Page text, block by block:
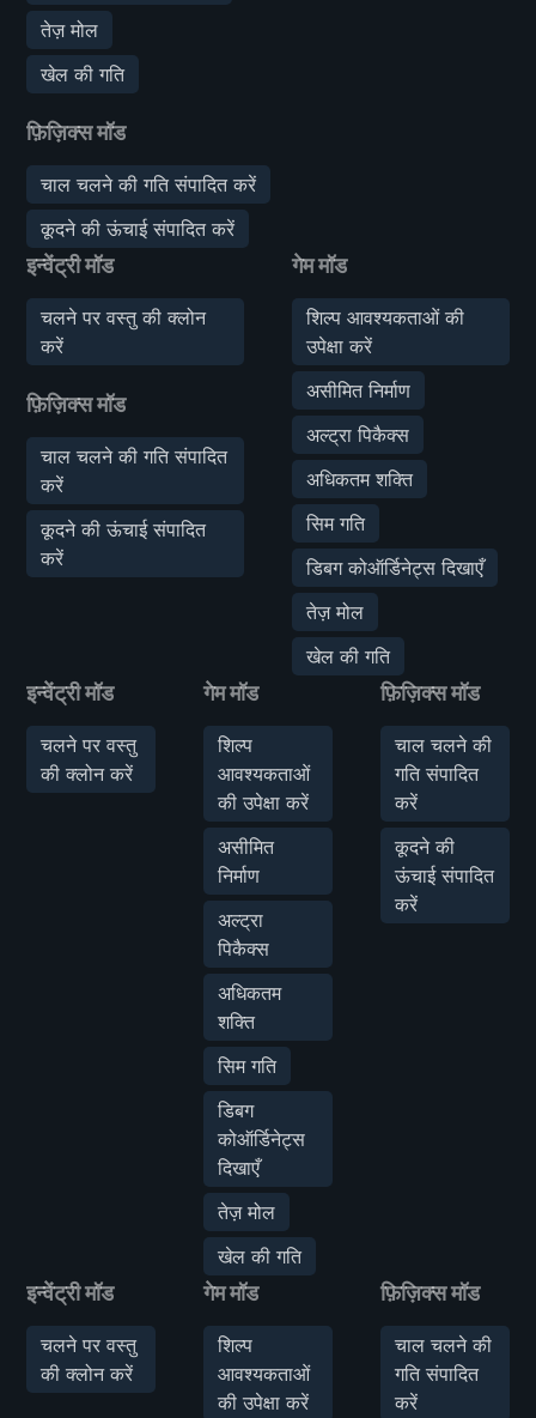
तेज़ मोल
खेल की गति
फ़िज़िक्स मॉड
चाल चलने की गति संपादित करें
कूदने की ऊंचाई संपादित करें
इन्वेंट्री मॉड
चलने पर वस्तु की क्लोन
करें
फ़िज़िक्स मॉड
चाल चलने की गति संपादित
करें
कूदने की ऊंचाई संपादित
करें
गेम मॉड
शिल्प आवश्यकताओं की
उपेक्षा करें
असीमित निर्माण
अल्ट्रा पिकैक्स
अधिकतम शक्ति
सिम गति
डिबग कोऑर्डिनेट्स दिखाएँ
तेज़ मोल
खेल की गति
इन्वेंट्री मॉड
चलने पर वस्तु
की क्लोन करें
गेम मॉड
शिल्प
आवश्यकताओं
की उपेक्षा करें
असीमित
निर्माण
अल्ट्रा
पिकैक्स
अधिकतम
शक्ति
सिम गति
डिबग
कोऑर्डिनेट्स
दिखाएँ
तेज़ मोल
खेल की गति
फ़िज़िक्स मॉड
चाल चलने की
गति संपादित
करें
कूदने की
ऊंचाई संपादित
करें
इन्वेंट्री मॉड
चलने पर वस्तु
की क्लोन करें
गेम मॉड
शिल्प
आवश्यकताओं
की उपेक्षा करें
फ़िज़िक्स मॉड
चाल चलने की
गति संपादित
करें